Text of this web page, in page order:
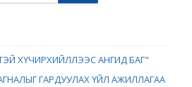
ХҮЧИРХИЙЛЛЭЭС АНГИД БАГ"
ГАРДУУЛАХ ҮЙЛ АЖИЛЛАГАА